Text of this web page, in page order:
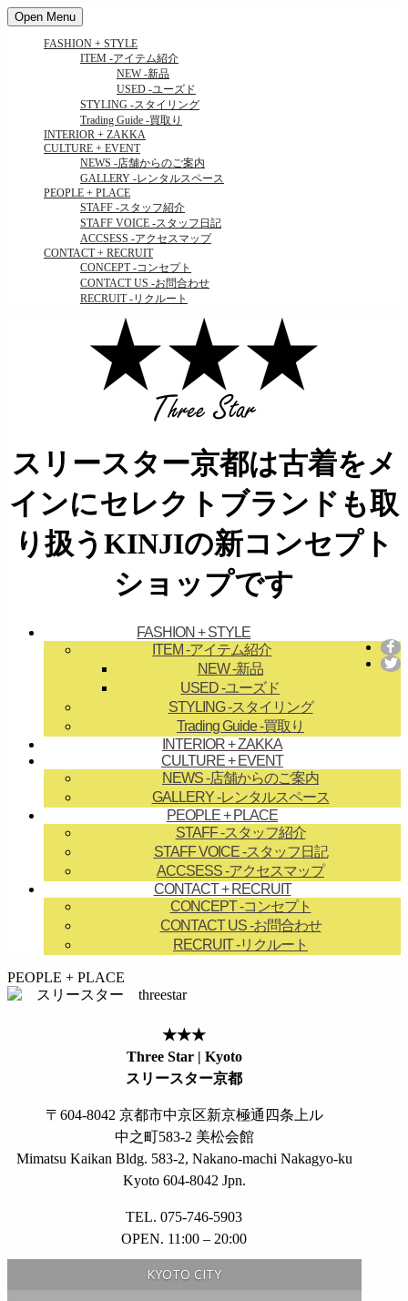
Open Menu
FASHION + STYLE
ITEM -アイテム紹介
NEW-新品
USED -ユーズド
STYLING -スタイリング
Trading Guide -買取り
INTERIOR + ZAKKA
CULTURE + EVENT
NEWS -店舗からのご案内
GALLERY -レンタルスペース
PEOPLE + PLACE
STAFF -スタッフ紹介
STAFF VOICE -スタッフ日記
ACCSESS -アクセスマップ
CONTACT + RECRUIT
CONCEPT-コンセプト
CONTACT US -お問合わせ
RECRUIT-リクルート
スリースター京都は古着をメ
インにセレクトブランドも取
り扱うKINJIの新コンセプト
ショップです
FASHION + STYLE
ITEM-アイテム紹介
NEW-新品
USED-ユーズド
STYLING-スタイリング
Trading Guide-買取り
INTERIOR + ZAKKA
CULTURE + EVENT
NEWS-店舗からのご案内
GALLERY-レンタルスペース
PEOPLE + PLACE
STAFF-スタッフ紹介
STAFF VOICE-スタッフ日記
ACCSESS-アクセスマップ
CONTACT + RECRUIT
CONCEPT-コンセプト
CONTACT US-お問合わせ
RECRUIT-リクルート
займ на карту онлайн без отказа
PEOPLE + PLACE
★★★
Three Star | Kyoto
スリースター京都
〒604-8042 京都市中京区新京極通四条上ル
中之町583-2 美松会館
Mimatsu Kaikan Bldg. 583-2, Nakano-machi Nakagyo-ku
Kyoto 604-8042 Jpn.
TEL. 075-746-5903
OPEN. 11:00 – 20:00
KYOTO CITY